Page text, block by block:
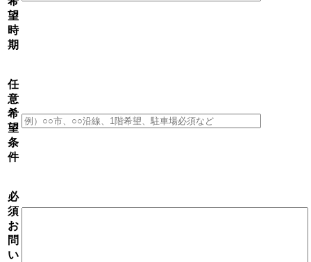
望
時
期
任
意
希
望
条
件
必
須
お
問
い